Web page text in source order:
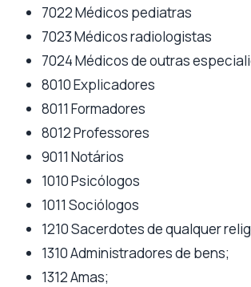
7022 Médicos pediatras
7023 Médicos radiologistas
7024 Médicos de outras
8010 Explicadores
8011 Formadores
8012 Professores
9011 Notários
1010 Psicólogos
1011 Sociólogos
1210 Sacerdotes de qualquer
1310 Administradores de bens;
1312 Amas;